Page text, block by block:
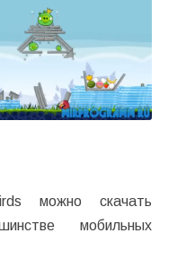
можно скачать
мобильных